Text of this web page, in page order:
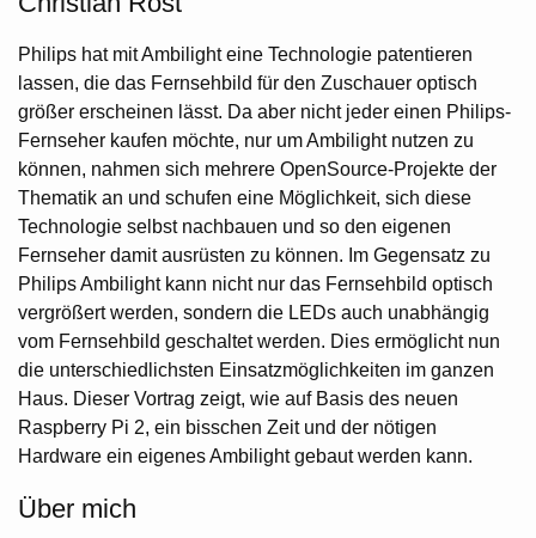
Philips hat mit Ambilight eine Technologie patentieren
lassen, die das Fernsehbild für den Zuschauer optisch
größer erscheinen lässt. Da aber nicht jeder einen Philips-
Fernseher kaufen möchte, nur um Ambilight nutzen zu
können, nahmen sich mehrere OpenSource-Projekte der
Thematik an und schufen eine Möglichkeit, sich diese
Technologie selbst nachbauen und so den eigenen
Fernseher damit ausrüsten zu können. Im Gegensatz zu
Philips Ambilight kann nicht nur das Fernsehbild optisch
vergrößert werden, sondern die LEDs auch unabhängig
vom Fernsehbild geschaltet werden. Dies ermöglicht nun
die unterschiedlichsten Einsatzmöglichkeiten im ganzen
Haus. Dieser Vortrag zeigt, wie auf Basis des neuen
Raspberry Pi 2, ein bisschen Zeit und der nötigen
Hardware ein eigenes Ambilight gebaut werden kann.
Über mich